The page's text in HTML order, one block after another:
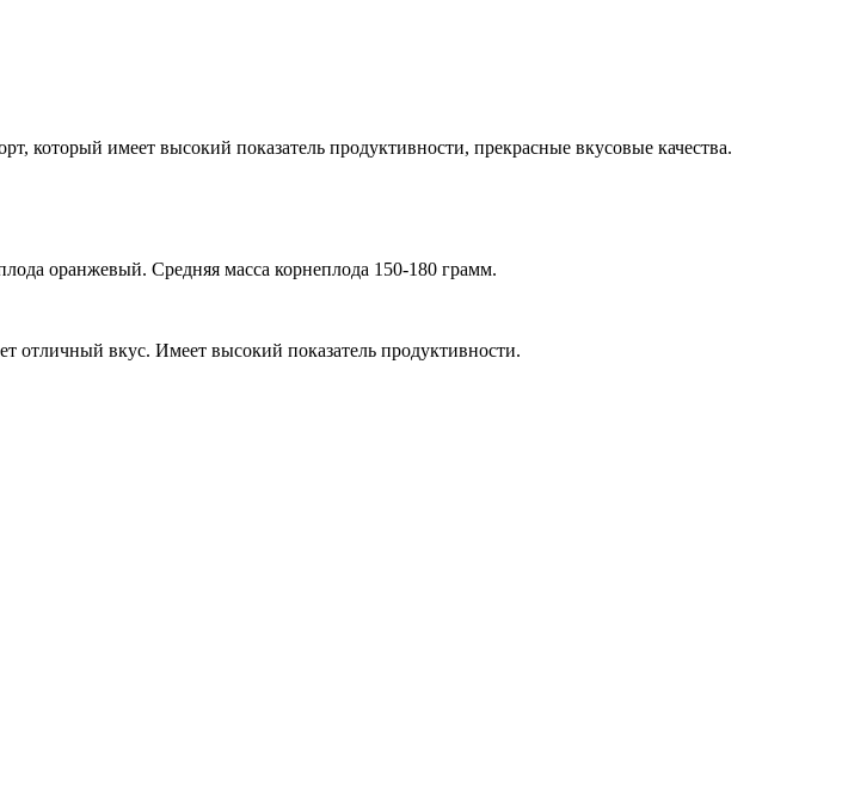
который имеет высокий показатель продуктивности, прекрасные вкусовые качества.
оранжевый. Средняя масса корнеплода 150-180 грамм.
отличный вкус. Имеет высокий показатель продуктивности.